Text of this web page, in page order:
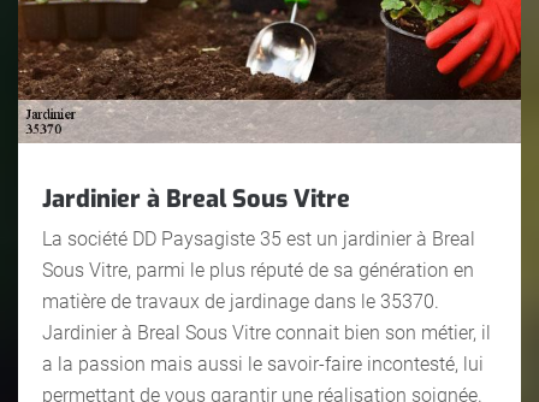
Jardinier à Breal Sous Vitre
La société DD Paysagiste 35 est un jardinier à Breal
Sous Vitre, parmi le plus réputé de sa génération en
matière de travaux de jardinage dans le 35370.
Jardinier à Breal Sous Vitre connait bien son métier, il
a la passion mais aussi le savoir-faire incontesté, lui
permettant de vous garantir une réalisation soignée.